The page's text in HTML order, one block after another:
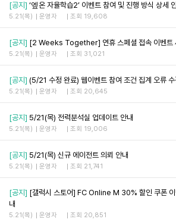
[공지] ‘엪온 자율학습2’ 이벤트 참여 및 진행 방식 상세
5.21(목) 운영자 조회 19,608
[공지] [2 Weeks Together] 연휴 스페셜 접속 이벤트
5.21(목) 운영자 조회 31,021
[공지] (5/21 수정 완료) 웹이벤트 참여 조건 집계 오류 수
5.21(목) 운영자 조회 20,645
[공지] 5/21(목) 전력분석실 업데이트 안내
5.21(목) 운영자 조회 19,006
[공지] 5/21(목) 신규 에이전트 의뢰 안내
5.21(목) 운영자 조회 21,741
[공지] [갤럭시 스토어] FC Online M 30% 할인 쿠폰 이
내
5.21(목) 운영자 조회 20,851